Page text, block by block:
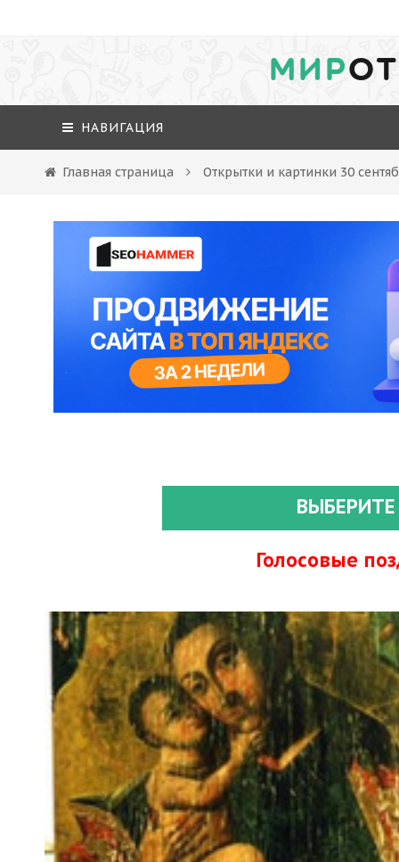
МИР
НАВИГАЦИЯ
Главная страница Открытки и картинки 30
Голосовые